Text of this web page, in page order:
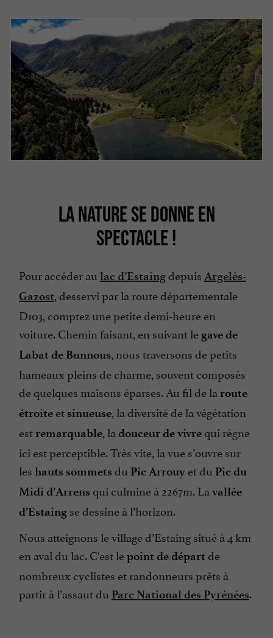
LA NATURE SE DONNE EN
SPECTACLE !
Pour accéder au lac d’Estaingdepuis Argelès-
Gazost , desservi par la route départementale
D103, comptez une petite demi-heure en
voiture. Chemin faisant, en suivant le gave de
Labat de Bunnous , nous traversons de petits
hameaux pleins de charme, souvent composés
de quelques maisons éparses. Au fil de la route
étroite et sinueuse , la diversité de la végétation
est remarquable , la douceur de vivrequi règne
ici est perceptible. Très vite, la vue s’ouvre sur
les hauts sommets du Pic Arrouy et du Pic du
Midi d’Arrens qui culmine à 2267m. La vallée
d’Estaing se dessine à l’horizon.
Nous atteignons le village d’Estaing situé à 4 km
en aval du lac. C'est lepoint de départ de
nombreux cyclistes et randonneurs prêts à
partir à l’assaut du Parc National des Pyrénées.